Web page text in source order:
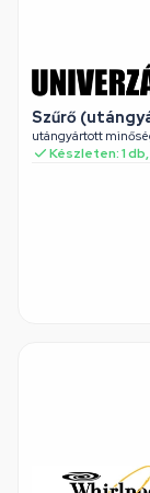
Szűrő
utángyártott
Készleten: 1